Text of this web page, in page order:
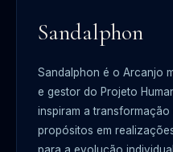
Sandalphon
Sandalphon é o Arcanjo
e gestor do Projeto
inspiram a
propósitos em